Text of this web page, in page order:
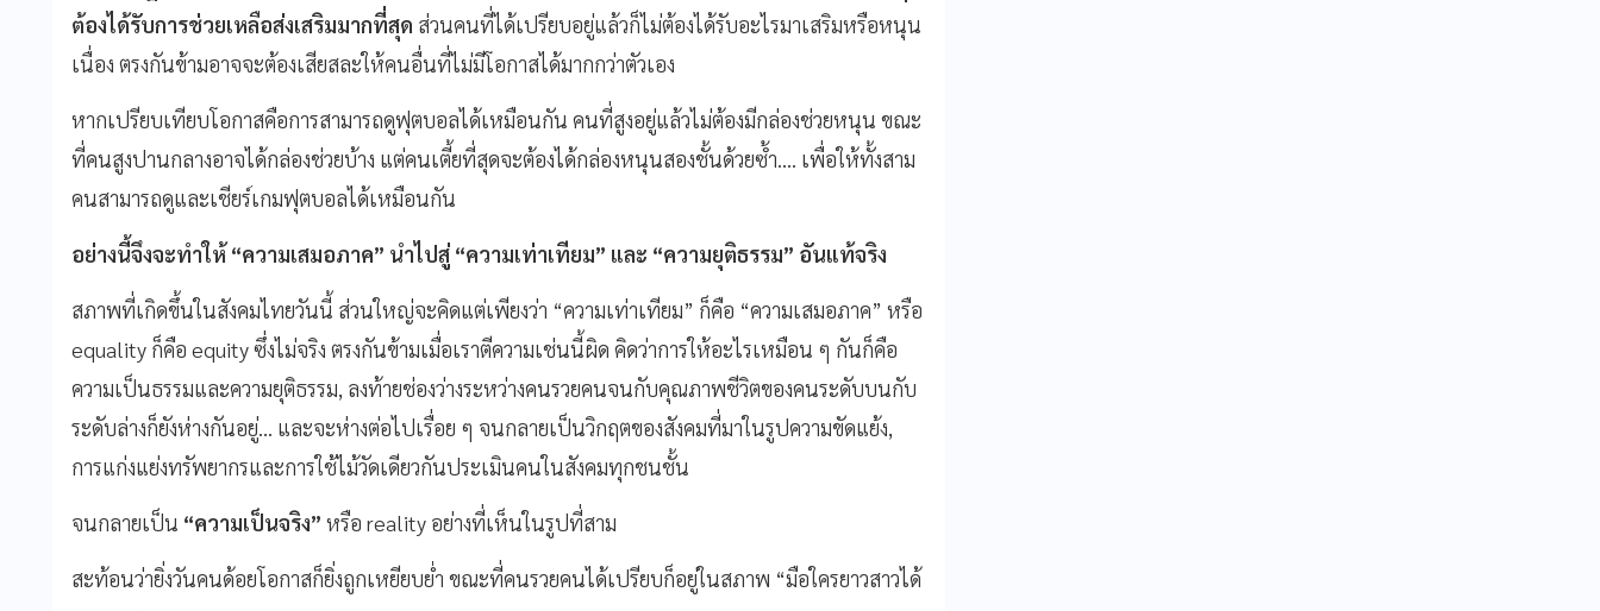
ต้องได้รับการช่วยเหลือส่งเสริมมากที่สุด ส่วนคนที่ได้เปรียบอยู่แล้วก็ไม่ต้องได้รับอะไรมาเสริมหรือหนุน
เนื่อง ตรงกันข้ามอาจจะต้องเสียสละให้คนอื่นที่ไม่มีโอกาสได้มากกว่าตัวเอง
หากเปรียบเทียบโอกาสคือการสามารถดูฟุตบอลได้เหมือนกัน คนที่สูงอยู่แล้วไม่ต้องมีกล่องช่วยหนุน ขณะ
ที่คนสูงปานกลางอาจได้กล่องช่วยบ้าง แต่คนเตี้ยที่สุดจะต้องได้กล่องหนุนสองชั้นด้วยซ้ำ.... เพื่อให้ทั้งสาม
คนสามารถดูและเชียร์เกมฟุตบอลได้เหมือนกัน
อย่างนี้จึงจะทำให้“ความเสมอภาค” นำไปสู่ “ความเท่าเทียม” และ “ความยุติธรรม” อันแท้จริง
สภาพที่เกิดขึ้นในสังคมไทยวันนี้ ส่วนใหญ่จะคิดแต่เพียงว่า “ความเท่าเทียม” ก็คือ “ความเสมอภาค” หรือ
equality ก็คือ equity ซึ่งไม่จริง ตรงกันข้ามเมื่อเราตีความเช่นนี้ผิด คิดว่าการให้อะไรเหมือน ๆ กันก็คือ
ความเป็นธรรมและความยุติธรรม, ลงท้ายช่องว่างระหว่างคนรวยคนจนกับคุณภาพชีวิตของคนระดับบนกับ
ระดับล่างก็ยังห่างกันอยู่... และจะห่างต่อไปเรื่อย ๆ จนกลายเป็นวิกฤตของสังคมที่มาในรูปความขัดแย้ง,
การแก่งแย่งทรัพยากรและการใช้ไม้วัดเดียวกันประเมินคนในสังคมทุกชนชั้น
จนกลายเป็น “ความเป็นจริง” หรือ reality อย่างที่เห็นในรูปที่สาม
สะท้อนว่ายิ่งวันคนด้อยโอกาสก็ยิ่งถูกเหยียบย่ำ ขณะที่คนรวยคนได้เปรียบก็อยู่ในสภาพ “มือใครยาวสาวได้